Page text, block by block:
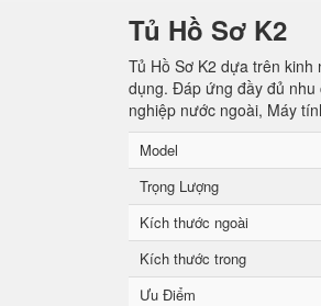
Tủ Hồ Sơ K2
Tủ Hồ Sơ K2 dựa trên
dụng. Đáp ứng đầy đủ nhu
nghiệp nước ngoài, Máy
Model
Trọng Lượng
Kích thước ngoài
Kích thước trong
Ưu Điểm